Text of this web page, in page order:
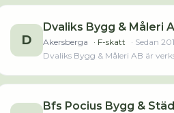
D
Dvaliks Bygg & Måleri
Akersberga · F-skatt · Sedan
Dvaliks Bygg & Måleri AB är
7 989 000,00 kr
Bfs Pocius Bygg &